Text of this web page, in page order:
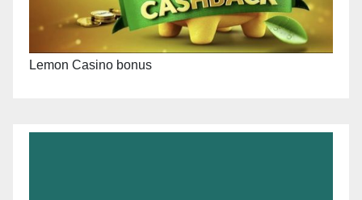
Lemon Casino bonus